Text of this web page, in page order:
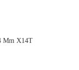
Mm X14T